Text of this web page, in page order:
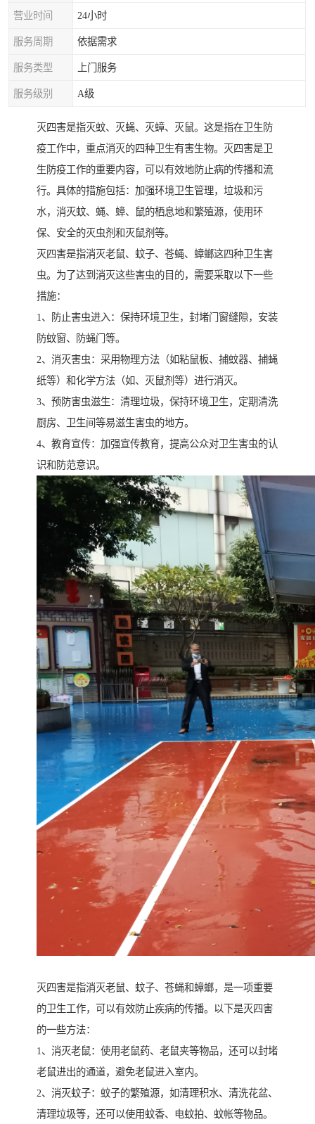
营业时间 24小时
服务周期 依据需求
服务类型 上门服务
服务级别 A级
灭四害是指灭蚊、灭蝇、灭蟑、灭鼠。这是指在卫生防
疫工作中，重点消灭的四种卫生有害生物。灭四害是卫
生防疫工作的重要内容，可以有效地防止病的传播和流
行。具体的措施包括：加强环境卫生管理，垃圾和污
水，消灭蚊、蝇、蟑、鼠的栖息地和繁殖源，使用环
保、安全的灭虫剂和灭鼠剂等。
灭四害是指消灭老鼠、蚊子、苍蝇、蟑螂这四种卫生害
虫。为了达到消灭这些害虫的目的，需要采取以下一些
措施：
1、防止害虫进入：保持环境卫生，封堵门窗缝隙，安装
防蚊窗、防蝇门等。
2、消灭害虫：采用物理方法（如粘鼠板、捕蚊器、捕蝇
纸等）和化学方法（如、灭鼠剂等）进行消灭。
3、预防害虫滋生：清理垃圾，保持环境卫生，定期清洗
厨房、卫生间等易滋生害虫的地方。
4、教育宣传：加强宣传教育，提高公众对卫生害虫的认
识和防范意识。
灭四害是指消灭老鼠、蚊子、苍蝇和蟑螂，是一项重要
的卫生工作，可以有效防止疾病的传播。以下是灭四害
的一些方法：
1、消灭老鼠：使用老鼠药、老鼠夹等物品，还可以封堵
老鼠进出的通道，避免老鼠进入室内。
2、消灭蚊子：蚊子的繁殖源，如清理积水、清洗花盆、
清理垃圾等，还可以使用蚊香、电蚊拍、蚊帐等物品。